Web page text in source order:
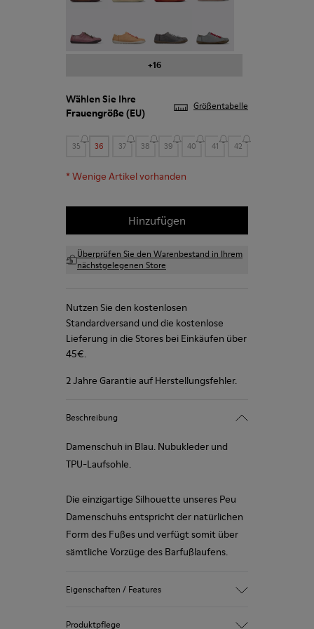
+16
Wählen Sie Ihre
Frauengröße (EU) Größentabelle
35 36 37 38 39 40 41 42
*Wenige Artikel vorhanden
Hinzufügen
Überprüfen Sie den Warenbestand in Ihrem
nächstgelegenen Store
Nutzen Sie den kostenlosen
Standardversand und die kostenlose
Lieferung in die Stores bei Einkäufen über
45€.
2 Jahre Garantie auf Herstellungsfehler.
Beschreibung
Damenschuh in Blau. Nubukleder und
TPU-Laufsohle.
Die einzigartige Silhouette unseres Peu
Damenschuhs entspricht der natürlichen
Form des Fußes und verfügt somit über
sämtliche Vorzüge des Barfußlaufens.
Eigenschaften / Features
Produktpflege